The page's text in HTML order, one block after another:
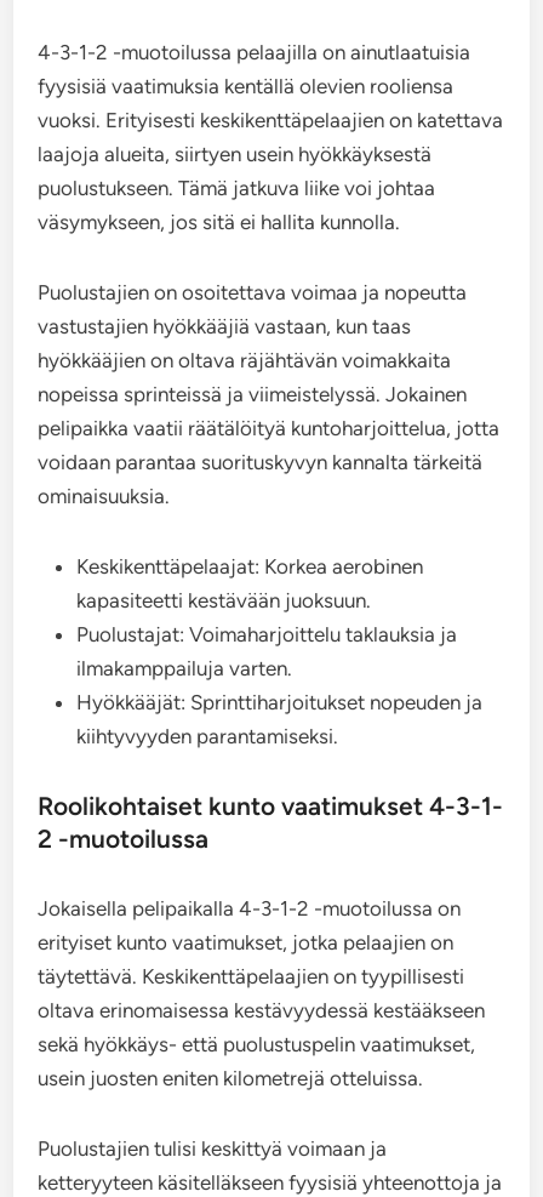
4-3-1-2 -muotoilussa pelaajilla on ainutlaatuisia
fyysisiä vaatimuksia kentällä olevien rooliensa
vuoksi. Erityisesti keskikenttäpelaajien on katettava
laajoja alueita, siirtyen usein hyökkäyksestä
puolustukseen. Tämä jatkuva liike voi johtaa
väsymykseen, jos sitä ei hallita kunnolla.
Puolustajien on osoitettava voimaa ja nopeutta
vastustajien hyökkääjiä vastaan, kun taas
hyökkääjien on oltava räjähtävän voimakkaita
nopeissa sprinteissä ja viimeistelyssä. Jokainen
pelipaikka vaatii räätälöityä kuntoharjoittelua, jotta
voidaan parantaa suorituskyvyn kannalta tärkeitä
ominaisuuksia.
Keskikenttäpelaajat: Korkea aerobinen
kapasiteetti kestävään juoksuun.
Puolustajat: Voimaharjoittelu taklauksia ja
ilmakamppailuja varten.
Hyökkääjät: Sprinttiharjoitukset nopeuden ja
kiihtyvyyden parantamiseksi.
Roolikohtaiset kunto vaatimukset 4-3-1-
2 -muotoilussa
Jokaisella pelipaikalla 4-3-1-2 -muotoilussa on
erityiset kunto vaatimukset, jotka pelaajien on
täytettävä. Keskikenttäpelaajien on tyypillisesti
oltava erinomaisessa kestävyydessä kestääkseen
sekä hyökkäys- että puolustuspelin vaatimukset,
usein juosten eniten kilometrejä otteluissa.
Puolustajien tulisi keskittyä voimaan ja
ketteryyteen käsitelläkseen fyysisiä yhteenottoja ja